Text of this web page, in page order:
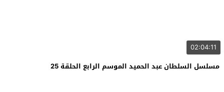
02:04:11
مسلسل السلطان عبد الحميد الموسم الرابع الحلقة 25